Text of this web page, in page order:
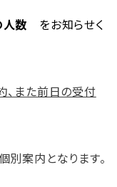
人数 をお知らせく
、また前日の受付
案内となります。